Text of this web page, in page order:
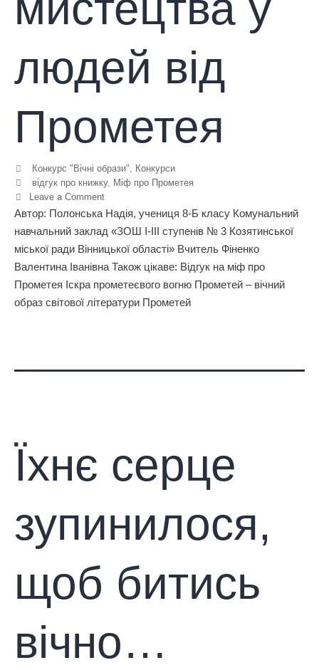
людей від
Прометея
Конкурс "Вічні образи"
Конкурси
відгук про книжку, Міф про Прометея
Leave a Comment
Автор: Полонська Надія, учениця 8-Б класу Комунальний
навчальний заклад «ЗОШ І-ІІІ ступенів № 3 Козятинської
міської ради Вінницької області» Вчитель Фіненко
Валентина Іванівна Також цікаве: Відгук на міф про
Прометея Іскра прометеєвого вогню Прометей – вічний
образ світової літератури Прометей
Їхнє серце
зупинилося,
щоб битись
вічно…